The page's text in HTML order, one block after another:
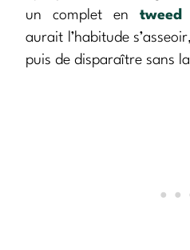
un complet en tweed
aurait l’habitude
puis de disparaître sans